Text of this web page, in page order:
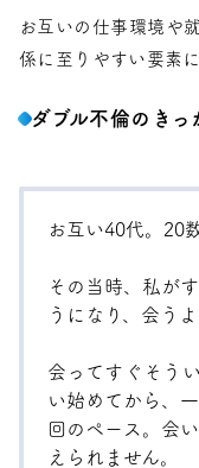
お互いの仕事環境や
係に至りやすい要素
ダブル不倫のき
お互い40代。20
その当時、私が
うになり、会う
会ってすぐそう
い始めてから、
回のペース。会
えられません。